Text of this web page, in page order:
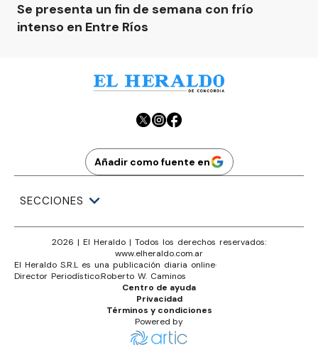
Se presenta un fin de semana con frío
intenso en Entre Ríos
Añadir como fuente en
SECCIONES
2026 | El Heraldo | Todos los derechos reservados:
www.elheraldo.com.ar
El Heraldo S.R.L es una publicación diaria online·
Director Periodístico:Roberto W. Caminos
Términos y condiciones
Privacidad
Centro de ayuda
Powered by